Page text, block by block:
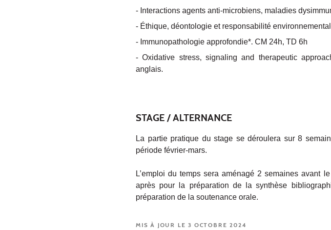
- Interactions agents anti-microbiens, maladies
- Éthique, déontologie et responsabilité
- Immunopathologie approfondie*. CM 24h, TD 6h
- Oxidative stress, signaling and therapeutic
anglais.
STAGE / ALTERNANCE
La partie pratique du stage se déroulera sur 8
période février-mars.
L’emploi du temps sera aménagé 2 semaines avant
après pour la préparation de la synthèse
préparation de la soutenance orale.
MIS À JOUR LE 3 OCTOBRE 2024